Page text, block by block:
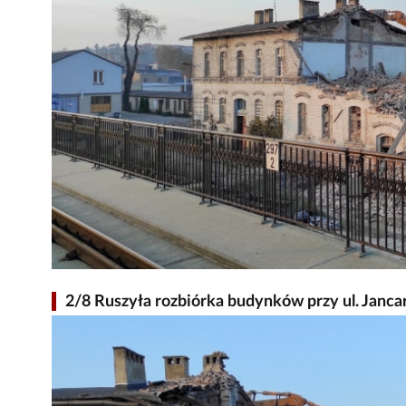
2/8 Ruszyła rozbiórka budynków przy ul.